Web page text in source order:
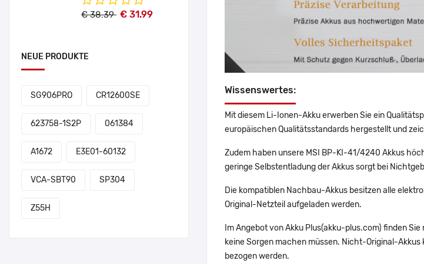
€ 38.39 € 31.99
NEUE PRODUKTE
SG906PRO CR12600SE
623758-1S2P 061384
A1672 E3E01-60132
VCA-SBT90 SP304
Z55H
Wissenswertes:
Mit diesem Li-Ionen-Akku erwerben Sie ein
europäischen Qualitätsstandards hergestellt und
Zudem haben unsere MSI BP-KI-41/4240 Akkus
geringe Selbstentladung der Akkus sorgt bei
Die kompatiblen Nachbau-Akkus besitzen alle
Original-Netzteil aufgeladen werden.
Im Angebot von Akku Plus(akku-plus.com) finden
keine Sorgen machen müssen. Nicht-Original-
bezogen werden.